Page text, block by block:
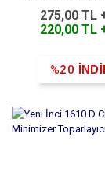
275,00 TL
220,00 TL
%20